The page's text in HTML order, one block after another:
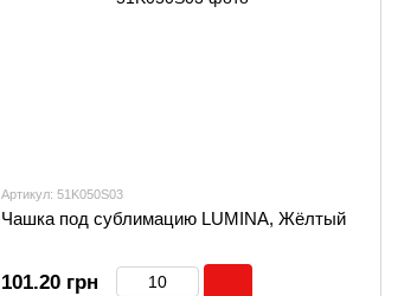
Артикул: 51K050S03
Чашка под сублимацию LUMINA, Жёлтый
101.20 грн